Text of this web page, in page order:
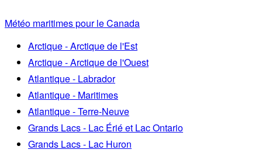
Météo maritimes pour le Canada
Arctique - Arctique de l'Est
Arctique - Arctique de l'Ouest
Atlantique - Labrador
Atlantique - Maritimes
Atlantique - Terre-Neuve
Grands Lacs - Lac Érié et Lac Ontario
Grands Lacs - Lac Huron